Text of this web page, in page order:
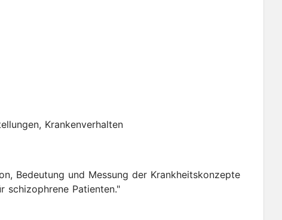
Krankenverhalten
Bedeutung und Messung der Krankheitskonzepte
schizophrene Patienten."